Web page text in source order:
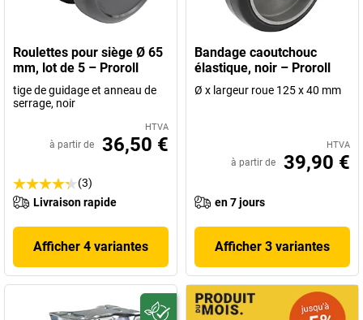
Roulettes pour siège Ø 65
mm, lot de 5 – Proroll
tige de guidage et anneau de
serrage, noir
HTVA
à partir de 36,50 €
(3)
Livraison rapide
Afficher 4 variantes
Bandage caoutchouc
élastique, noir – Proroll
Ø x largeur roue 125 x 40 mm
HTVA
à partir de 39,90 €
en 7 jours
Afficher 3 variantes